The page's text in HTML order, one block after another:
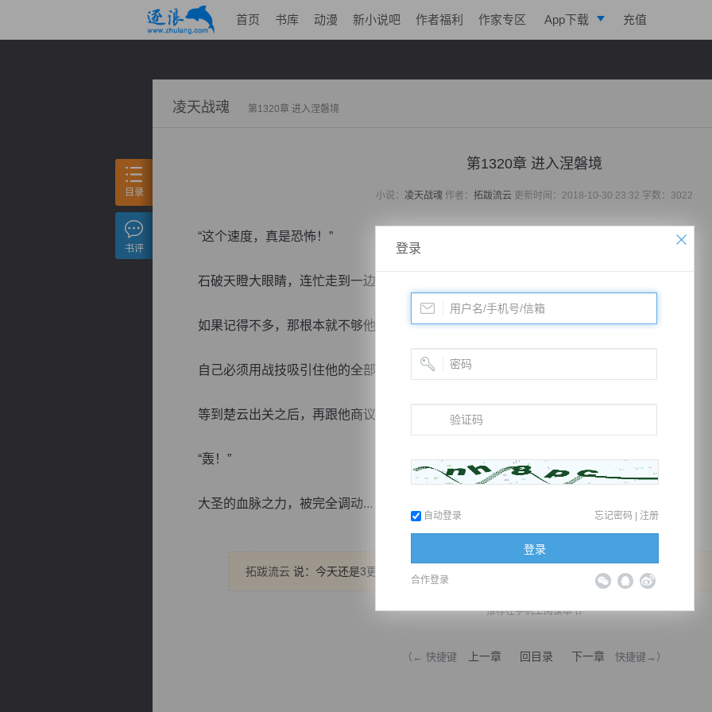
首页 书库 动漫 新小说吧 作者福利 作家专区 App下载 充值
凌天战魂 第1320章 进入涅磐境
第1320章 进入涅磐境
小说： 凌天战魂作者： 拓跋流云更新时间：2018-10-30 23:32 字数：3022
“这个速度，真是恐怖！”
石破天瞪大眼睛，连忙走到一边去，盘算着自己还依稀记得多少猿飞的战技。
如果记得不多，那根本就不够他学的啊！
自己必须用战技吸引住他的全部注意力，能拖一年是一年！
等到楚云出关之后，再跟他商议此事到底如何解决。
“轰！”
大圣的血脉之力，被完全调动...
拓跋流云 说：今天还是3更，但明天会爆发！ 最后一天，求鲜花！ 我想追上去！ 多谢了！
推荐在手机上阅读本书
（← 快捷键 上一章 回目录 下一章 快捷键→）
目录
书评 登录
自动登录 忘记密码 | 注册
登录
合作登录